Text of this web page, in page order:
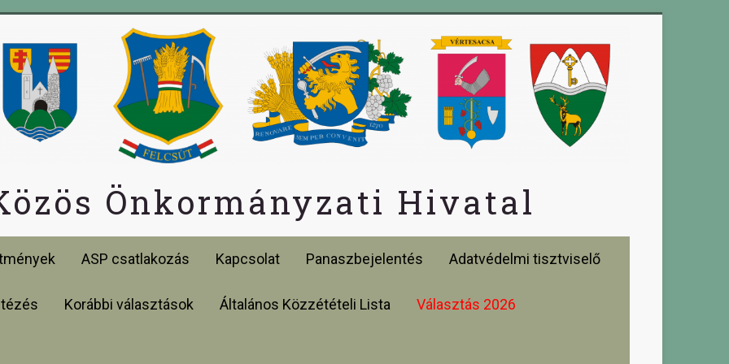
Önkormányzati Hivatal
ASP csatlakozás Kapcsolat Panaszbejelentés Adatvédelmi tisztviselő
Korábbi választások Általános Közzétételi Lista Választás 2026